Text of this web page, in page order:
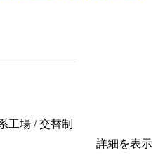
工場 / 交替制
詳細を表示